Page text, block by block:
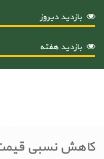
بازدید دیروز
بازدید هفته
کاهش نسبی قیمت